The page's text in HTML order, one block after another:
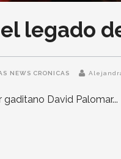
legado
NEWS CRONICAS
gaditano David Palomar